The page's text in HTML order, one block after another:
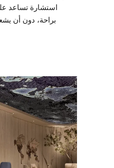
استشارة تساعد
براحة، دون أن